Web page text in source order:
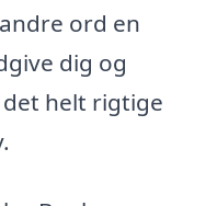
ord en
dig og
helt rigtige